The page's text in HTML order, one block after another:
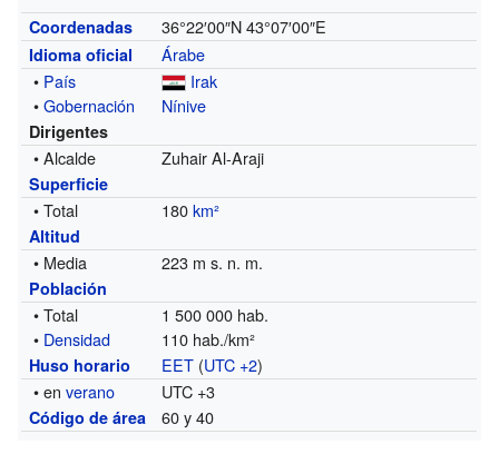
Coordenadas 36°22′00″N 43°07′00″E
Idioma oficial
Árabe
• País
Irak
•Gobernación Nínive
Dirigentes
• Alcalde Zuhair Al-Araji
Superficie
• Total 180km²
Altitud
• Media 223 m s. n. m.
Población
• Total
1 500 000 hab.
• Densidad 110 hab./km²
Huso horario EET (UTC +2)
• enverano UTC +3
Código de área 60 y 40